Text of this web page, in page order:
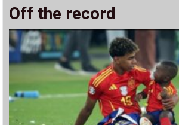
Off the record